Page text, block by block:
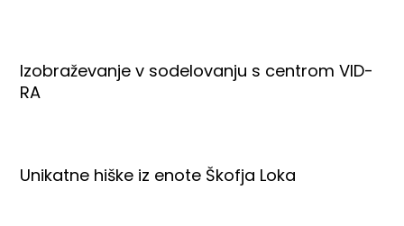
Izobraževanje v sodelovanju s centrom VID-
RA
Unikatne hiške iz enote Škofja Loka